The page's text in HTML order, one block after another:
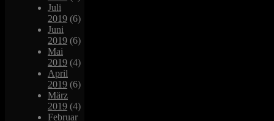
Juli
2019 (6)
Juni
2019 (6)
Mai
2019 (4)
April
2019 (6)
März
2019 (4)
Februar